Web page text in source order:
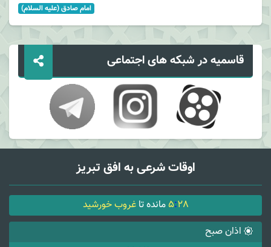
امام صادق (علیه السلام)
قاسمیه در شبکه های اجتماعی
اوقات شرعی به افق تبریز
5:28 مانده تاغروب خورشید
اذان صبح